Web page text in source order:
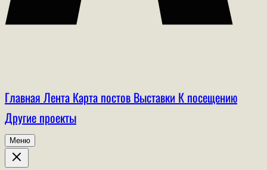
Главная Лента Карта постов Выставки К посещению
Другие проекты
Меню